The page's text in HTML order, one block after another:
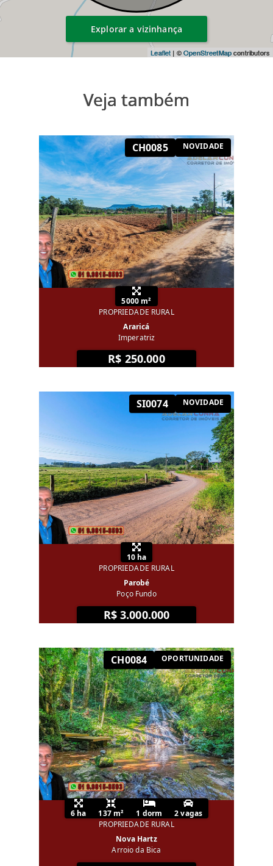
Leaflet | ©OpenStreetMapcontributors
Explorar a vizinhança
Veja também
CH0085 NOVIDADE
5000 m²
PROPRIEDADE RURAL
Araricá
Imperatriz
R$ 250.000
SI0074 NOVIDADE
10 ha
PROPRIEDADE RURAL
Parobé
Poço Fundo
R$ 3.000.000
CH0084 OPORTUNIDADE
6 ha 137 m² 1 dorm
2 vagas
PROPRIEDADE RURAL
Nova Hartz
Arroio da Bica